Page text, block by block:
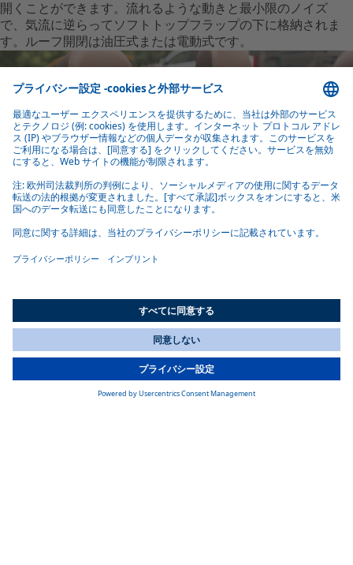
開くことができます。流れるような動きと最小限のノイズ
で、気流に逆らってソフトトップフラップの下に格納されま
す。ルーフ開閉は油圧式または電動式です。
Webastoの品質基準
Webastoは、多様なコンバーチブルトップがグローバルの高い
す。開発、生産プロセスとワークフローは、常に改良されて
います。
さらに、グローバルコンピテンスセンターは、量産開始後、
お客様が求める数量と最高品質での納入を保証します。品質
を保証するために、Webastoコンバーチブルトップは、過酷な
You are currently on our website forJapan. To view your local
information, please visit our website forAmerica.
All Countries